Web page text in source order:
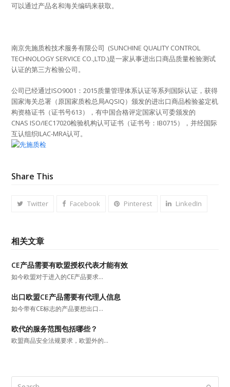
可以通过产品名和海关编码来获取。
南京先施质检技术服务有限公司 (SUNCHINE QUALITY CONTROL
TECHNOLOGY SERVICE CO.,LTD.)是一家从事进出口商品质量检验测试
认证的第三方检验公司。
公司已经通过ISO9001：2015质量管理体系认证等系列国际认证，获得
国家海关总署（原国家质检总局AQSIQ）颁发的进出口商品检验鉴定机
构资格证书（证书号613），有中国合格评定国家认可委颁发的
CNAS ISO/IEC17020检验机构认可证书（证书号：IB0715），并经国际
互认组织ILAC-MRA认可。
Share This
Twitter Facebook Pinterest LinkedIn
相关文章
CE产品需要有欧盟授权代表才能有效
如今欧盟对于进入的CE产品要求…
出口欧盟CE产品需要有代理人信息
如今带有CE标志的产品要想出口…
欧代的服务范围包括哪些？
欧盟商品安全法规要求，欧盟外的…